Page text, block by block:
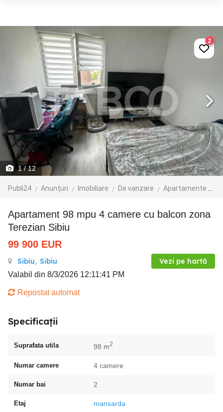
1/ 12
Publi24 Anunțuri Imobiliare De vanzare Apartamente de vanzare
2
Apartament 98 mpu 4 camere cu balcon zona
Terezian Sibiu
99 900 EUR
Sibiu, Sibiu Vezi pe hartă
Valabil din 8/3/2026 12:11:41 PM
Repostat automat
Specificații
Suprafata utila 98 m2
Numar camere 4 camere
Numar bai 2
Etaj mansarda